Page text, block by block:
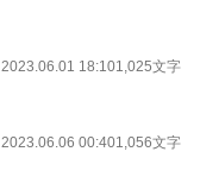
2023.06.01 18:101,025文字
2023.06.06 00:401,056文字